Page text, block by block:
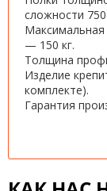
сложности 750
Максимальная
— 150 кг.
Толщина
Изделие
комплекте).
Гарантия